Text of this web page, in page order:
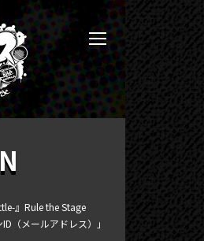
』Rule the Stage
（メールアドレス）」